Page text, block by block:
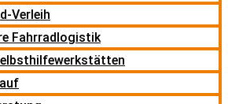
Verleih
Fahrradlogistik